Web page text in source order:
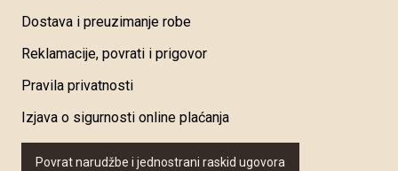
Dostava i preuzimanje robe
Reklamacije, povrati i prigovor
Pravila privatnosti
Izjava o sigurnosti online plaćanja
Povrat narudžbe i jednostrani raskid ugovora